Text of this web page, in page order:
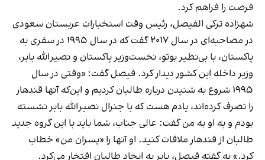
فرصت را فراهم کرد.
شهزاده ترکی الفیصل، رئیس وقت استخبارات عربستان سعودی
در مصاحبه‌ای در سال ۲۰۱۷ گفت که در سال ۱۹۹۵ در سفری به
پاکستان، با بی‌نظیر بوتو، نخست‌وزیر پاکستان و نصیرالله بابر،
وزیر داخله این کشور دیدار کرد. فیصل گفت: «وقتی در سال
۱۹۹۵ شروع به شنیدن درباره طالبان کردیم و این‌که آنها قندهار
را تصرف کرده‌اند، یادم هست که با جنرال نصیرالله بابر نشسته
بودم و به او به من گفت: عالی جناب، شما باید با این گروه جدید
طالبان از قندهار ملاقات کنید. او آنها را «پسران من» خطاب
کرد.» به گفته فیصل، بابر به ایجاد طالبان افتخار می‌کرد.